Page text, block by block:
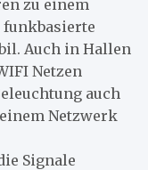
zu einem
funkbasierte
Auch in Hallen
Netzen
auch
Netzwerk
Signale